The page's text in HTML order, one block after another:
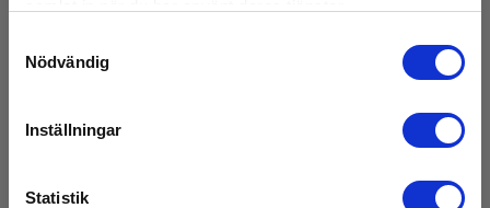
Nödvändig
Inställningar
Statistik
Elma_Brochure_Elma_PME__EN.pdf